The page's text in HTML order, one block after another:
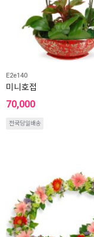
E2e140
미니호접
70,000
전국당일배송